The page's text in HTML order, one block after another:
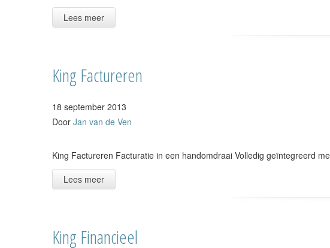
Lees meer
King Factureren
18 september 2013
Door Jan van de Ven
King Factureren Facturatie in een handomdraai Volledig geïntegreerd
Lees meer
King Financieel